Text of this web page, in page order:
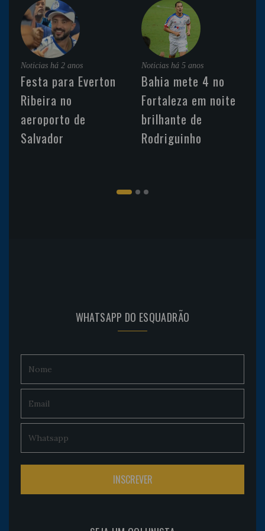
Noticias há 2 anos
Festa para Everton
Ribeira no
aeroporto de
Salvador
Noticias há 5 anos
Bahia mete 4 no
Fortaleza em noite
brilhante de
Rodriguinho
WHATSAPP DO ESQUADRÃO